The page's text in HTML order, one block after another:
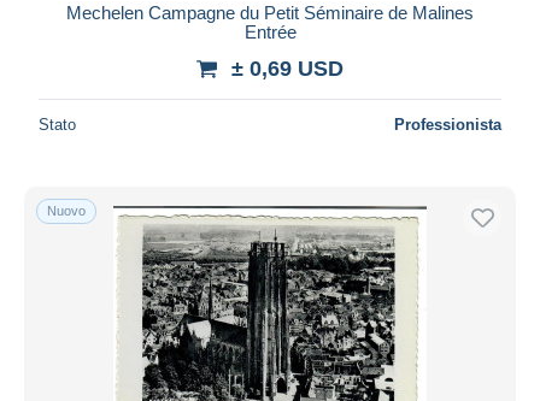
Mechelen Campagne du Petit Séminaire de Malines
Entrée
± 0,69 USD
Stato Professionista
Nuovo